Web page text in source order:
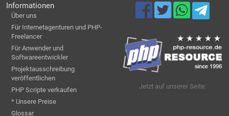
Informationen
Über uns
Für Internetagenturen und PHP-
Freelancer
Für Anwender und
Softwareentwickler
Projektausschreibung
veröffentlichen
PHP Scripte verkaufen
* Unsere Preise
Glossar
Jetzt auf unserer Seite: